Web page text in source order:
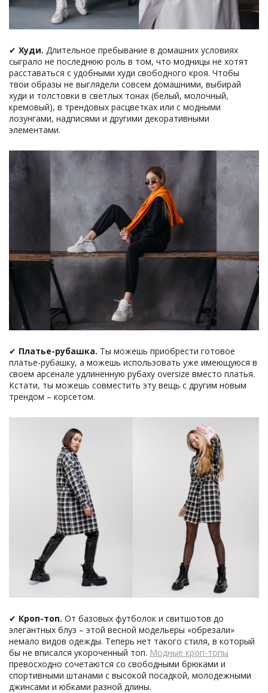
✔ Худи. Длительное пребывание в домашних условиях
сыграло не последнюю роль в том, что модницы не хотят
расставаться с удобными худи свободного кроя. Чтобы
твои образы не выглядели совсем домашними, выбирай
худи и толстовки в светлых тонах (белый, молочный,
кремовый), в трендовых расцветках или с модными
лозунгами, надписями и другими декоративными
элементами.
✔ Платье-рубашка. Ты можешь приобрести готовое
платье-рубашку, а можешь использовать уже имеющуюся в
своем арсенале удлиненную рубаху oversize вместо платья.
Кстати, ты можешь совместить эту вещь с другим новым
трендом – корсетом.
✔ Кроп-топ. От базовых футболок и свитшотов до
элегантных блуз – этой весной модельеры «обрезали»
немало видов одежды. Теперь нет такого стиля, в который
бы не вписался укороченный топ. Модные кроп-топы
превосходно сочетаются со свободными брюками и
спортивными штанами с высокой посадкой, молодежными
джинсами и юбками разной длины.